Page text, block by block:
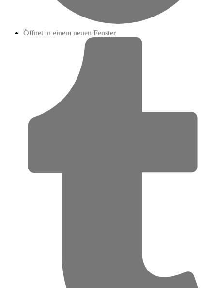
Öffnet in einem neuen Fenster